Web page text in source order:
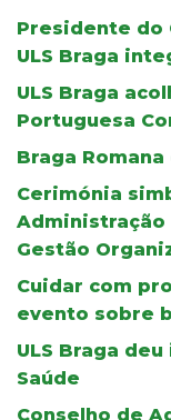
Presidente do
ULS Braga
ULS Braga
Portuguesa
Braga Romana
Cerimónia
Gestão
Cuidar com
evento sobre
ULS Braga
Saúde
Conselho de